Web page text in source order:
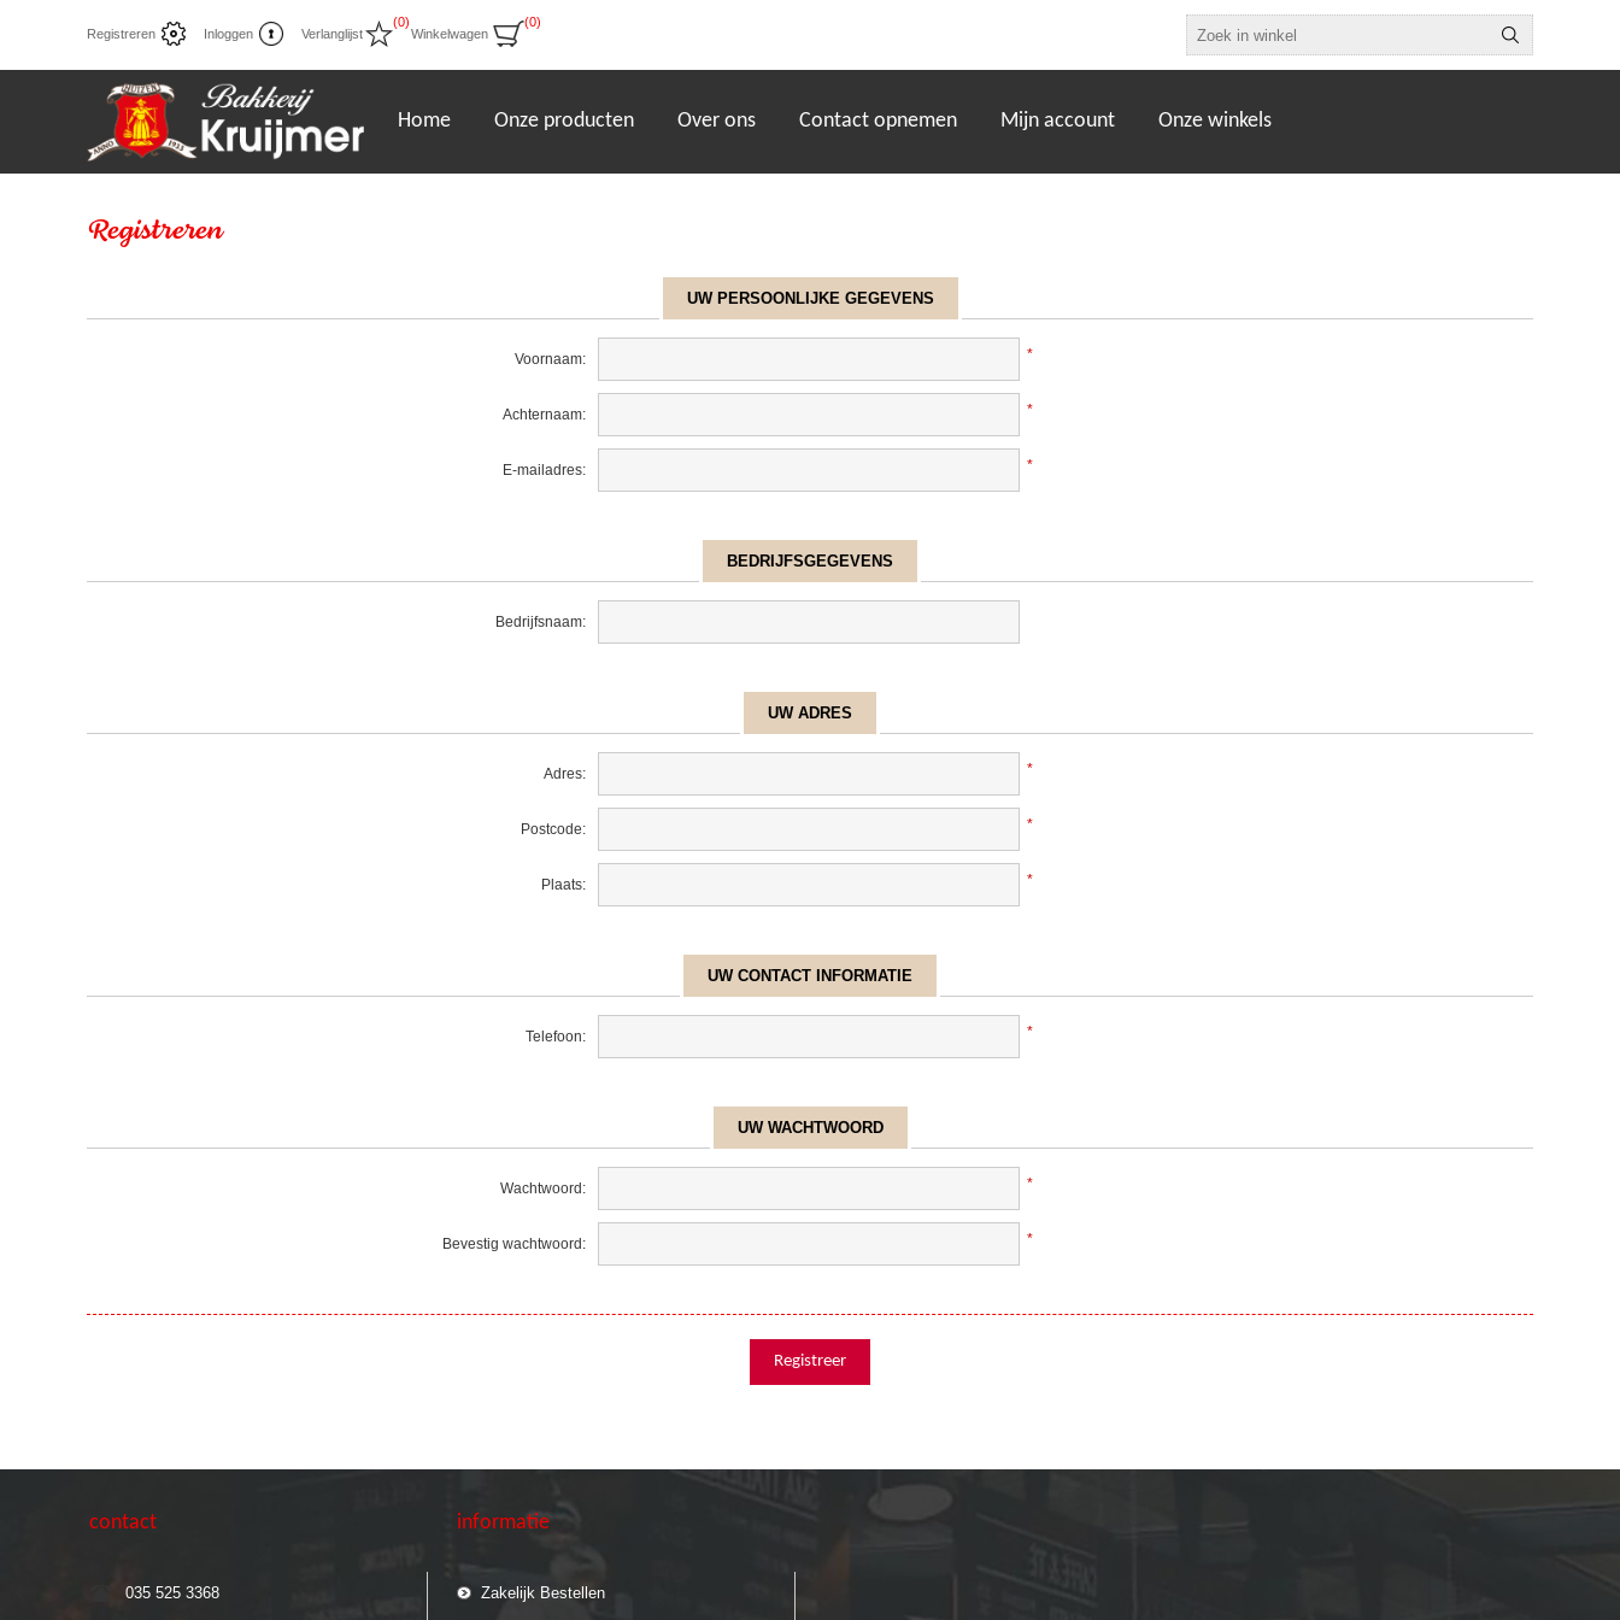
Registreren Inloggen Verlanglijst
(0)
Winkelwagen
(0)
Home Onze producten Over ons Contact opnemen Mijn account Onze winkels
Registreren
UW PERSOONLIJKE GEGEVENS
Voornaam: *
Achternaam: *
E-mailadres: *
BEDRIJFSGEGEVENS
Bedrijfsnaam:
UW ADRES
Adres: *
Postcode: *
Plaats: *
UW CONTACT INFORMATIE
Telefoon: *
UW WACHTWOORD
Wachtwoord: *
Bevestig wachtwoord: *
contact
035 525 3368
informatie
Zakelijk Bestellen